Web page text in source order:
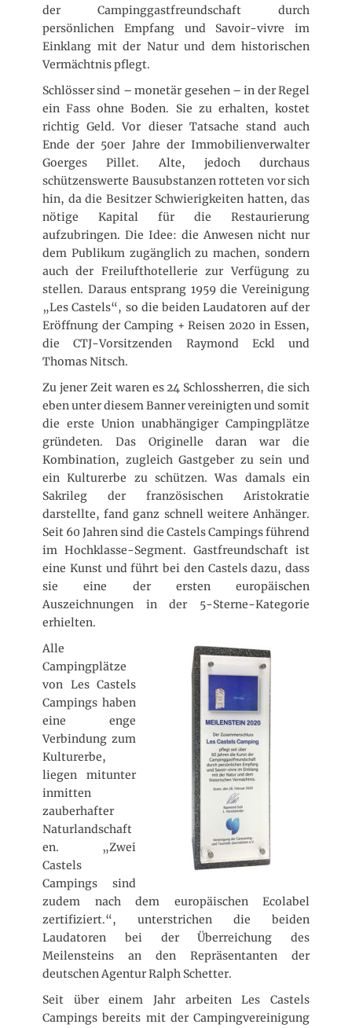
der Campinggastfreundschaft durch
persönlichen Empfang und Savoir-vivre im
Einklang mit der Natur und dem historischen
Vermächtnis pflegt.
Schlösser sind – monetär gesehen – in der Regel
ein Fass ohne Boden. Sie zu erhalten, kostet
richtig Geld. Vor dieser Tatsache stand auch
Ende der 50er Jahre der Immobilienverwalter
Goerges Pillet. Alte, jedoch durchaus
schützenswerte Bausubstanzen rotteten vor sich
hin, da die Besitzer Schwierigkeiten hatten, das
nötige Kapital für die Restaurierung
aufzubringen. Die Idee: die Anwesen nicht nur
dem Publikum zugänglich zu machen, sondern
auch der Freilufthotellerie zur Verfügung zu
stellen. Daraus entsprang 1959 die Vereinigung
„Les Castels“, so die beiden Laudatoren auf der
Eröffnung der Camping + Reisen 2020 in Essen,
die CTJ-Vorsitzenden Raymond Eckl und
Thomas Nitsch.
Zu jener Zeit waren es 24 Schlossherren, die sich
eben unter diesem Banner vereinigten und somit
die erste Union unabhängiger Campingplätze
gründeten. Das Originelle daran war die
Kombination, zugleich Gastgeber zu sein und
ein Kulturerbe zu schützen. Was damals ein
Sakrileg der französischen Aristokratie
darstellte, fand ganz schnell weitere Anhänger.
Seit 60 Jahren sind die Castels Campings führend
im Hochklasse-Segment. Gastfreundschaft ist
eine Kunst und führt bei den Castels dazu, dass
sie eine der ersten europäischen
Auszeichnungen in der 5-Sterne-Kategorie
erhielten.
Alle
Campingplätze
von Les Castels
Campings haben
eine enge
Verbindung zum
Kulturerbe,
liegen mitunter
inmitten
zauberhafter
Naturlandschaft
en. „Zwei
Castels
Campings sind
zudem nach dem europäischen Ecolabel
zertifiziert.“, unterstrichen die beiden
Laudatoren bei der Überreichung des
Meilensteins an den Repräsentanten der
deutschen Agentur Ralph Schetter.
Seit über einem Jahr arbeiten Les Castels
Campings bereits mit der Campingvereinigung